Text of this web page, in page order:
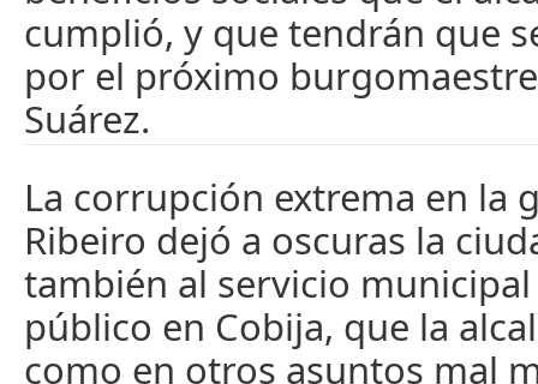
cumplió, y que tendrán que
por el próximo
Suárez.
La corrupción extrema en la
Ribeiro dejó a oscuras la
también al servicio
público en Cobija, que la
como en otros asuntos mal